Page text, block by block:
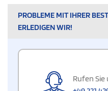
PROBLEME MIT IHRER
ERLEDIGEN WIR!
Rufen